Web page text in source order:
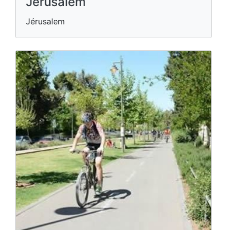
Jérusalem